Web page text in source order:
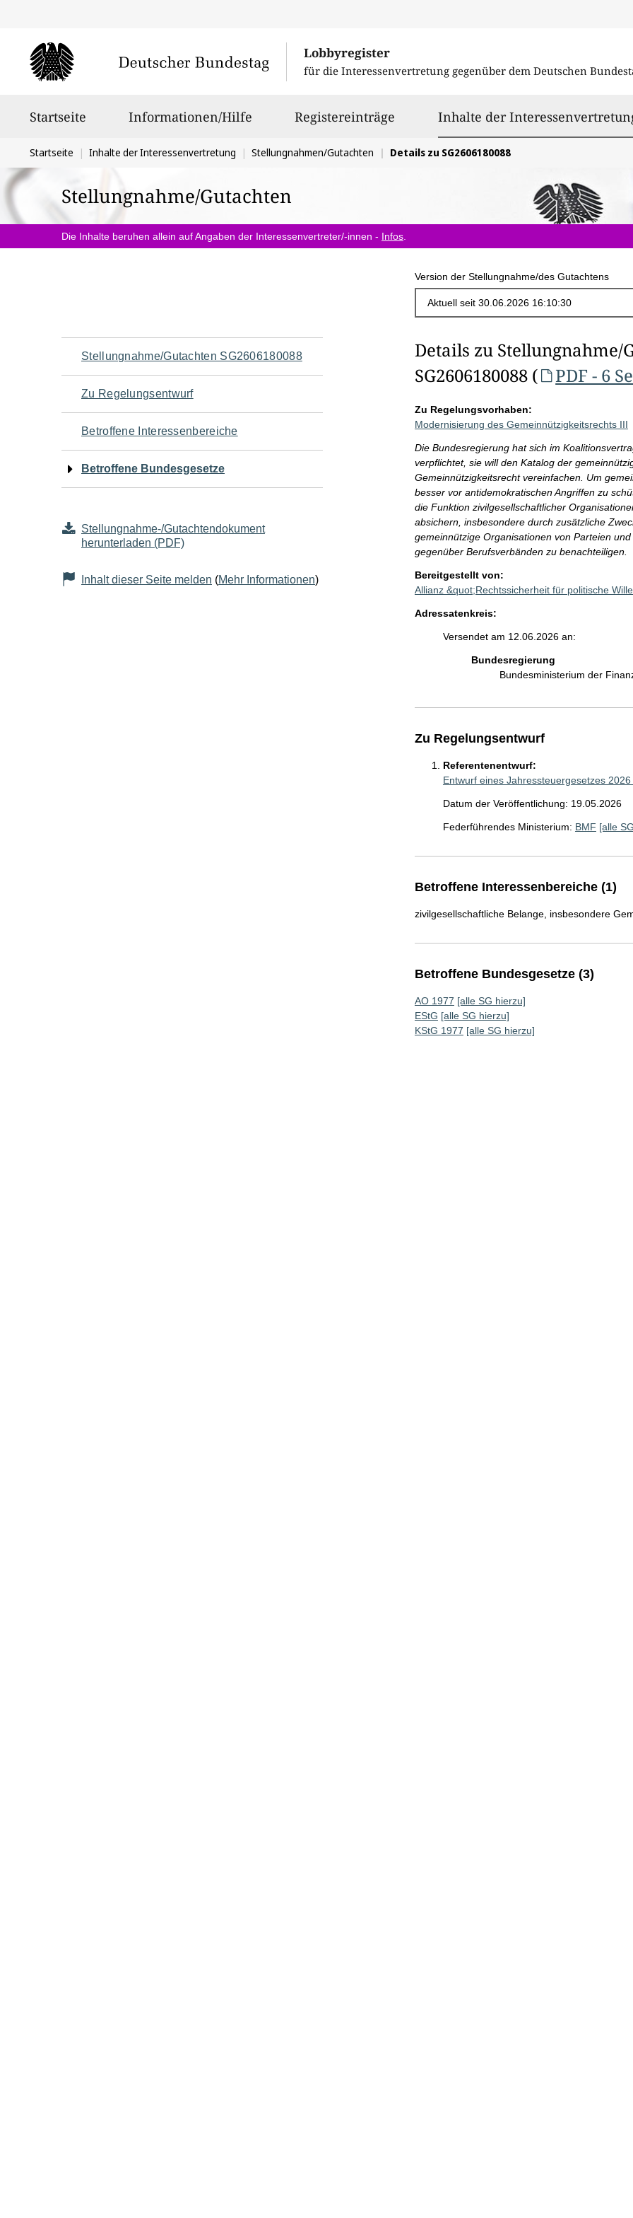
Lobbyregister
für die Interessenvertretung gegenüber dem Deutschen
Startseite Informationen/Hilfe Registereinträge Inhalte der
Sie
befinden
sich
hier:
Startseite Inhalte der Interessenvertretung Stellungnahmen/Gutachten Details zu SG2606180088
Stellungnahme/Gutachten
Die Inhalte beruhen allein auf Angaben der Interessenvertreter/-innen - Infos
Version der Stellungnahme/des Gutachtens
Navigation
für
den
Seiteninhalt
Stellungnahme/Gutachten SG2606180088
Zu Regelungsentwurf
Betroffene Interessenbereiche
Betroffene Bundesgesetze
Stellungnahme-/Gutachtendokument
herunterladen (PDF)
Inhalt dieser Seite melden (Mehr Informationen)
Details zu Stellungnahme/
SG2606180088 (
PDF - 6
Zu Regelungsvorhaben:
Modernisierung des Gemeinnützigkeitsrechts III
Die Bundesregierung hat sich im
verpflichtet, sie will den Katalog der
Gemeinnützigkeitsrecht vereinfachen. Um
besser vor antidemokratischen Angriffen zu
die Funktion zivilgesellschaftlicher
absichern, insbesondere durch zusätzliche
gemeinnützige Organisationen von Parteien
gegenüber Berufsverbänden zu benachteiligen.
Bereitgestellt von:
Allianz &quot;Rechtssicherheit für politische
Adressatenkreis:
Versendet am 12.06.2026 an:
Bundesregierung
Bundesministerium der
Zu Regelungsentwurf
Referentenentwurf:
Entwurf eines Jahressteuergesetzes
Datum der Veröffentlichung: 19.05.2026
Federführendes Ministerium: BMF [alle
Betroffene Interessenbereiche (1)
zivilgesellschaftliche Belange, insbesondere
Betroffene Bundesgesetze (3)
AO 1977 [alle SG hierzu]
EStG [alle SG hierzu]
KStG 1977 [alle SG hierzu]